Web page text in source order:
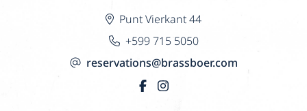
Punt Vierkant 44
+599 715 5050
reservations@brassboer.com